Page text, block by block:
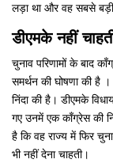
लड़ा था और वह सबसे बड़ी
डीएमके नहीं
चुनाव परिणामों के बाद
समर्थन की घोषणा की है
निंदा की है। डीएमके
गए उनमें एक काँग्रेस की
है कि वह राज्य में फिर
भी नहीं देना चाहती।